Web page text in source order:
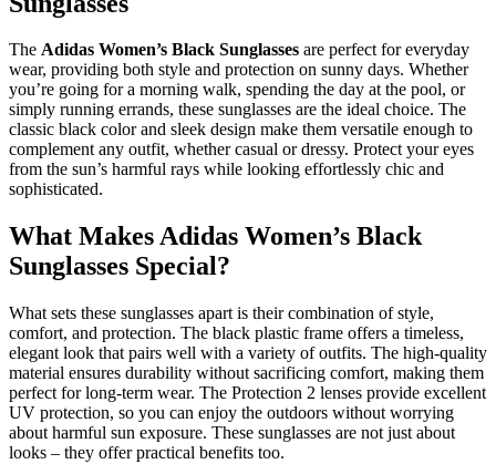
The Adidas Women’s Black Sunglasses are perfect for everyday
wear, providing both style and protection on sunny days. Whether
you’re going for a morning walk, spending the day at the pool, or
simply running errands, these sunglasses are the ideal choice. The
classic black color and sleek design make them versatile enough to
complement any outfit, whether casual or dressy. Protect your eyes
from the sun’s harmful rays while looking effortlessly chic and
sophisticated.
What Makes Adidas Women’s Black
Sunglasses Special?
What sets these sunglasses apart is their combination of style,
comfort, and protection. The black plastic frame offers a timeless,
elegant look that pairs well with a variety of outfits. The high-quality
material ensures durability without sacrificing comfort, making them
perfect for long-term wear. The Protection 2 lenses provide excellent
UV protection, so you can enjoy the outdoors without worrying
about harmful sun exposure. These sunglasses are not just about
looks – they offer practical benefits too.